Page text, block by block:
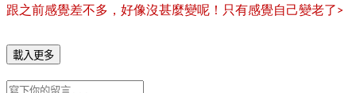
跟之前感覺差不多，好像沒甚麼變呢！只有感覺自己變老了>
載入更多